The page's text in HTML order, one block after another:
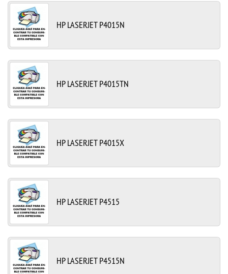
HP LASERJET P4015N
HP LASERJET P4015TN
HP LASERJET P4015X
HP LASERJET P4515
HP LASERJET P4515N